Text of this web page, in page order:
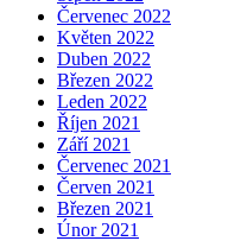
Červenec 2022
Květen 2022
Duben 2022
Březen 2022
Leden 2022
Říjen 2021
Září 2021
Červenec 2021
Červen 2021
Březen 2021
Únor 2021